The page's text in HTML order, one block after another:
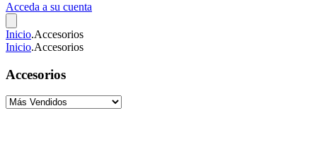
Acceda a su cuenta
Inicio.Accesorios
Inicio.Accesorios
Accesorios